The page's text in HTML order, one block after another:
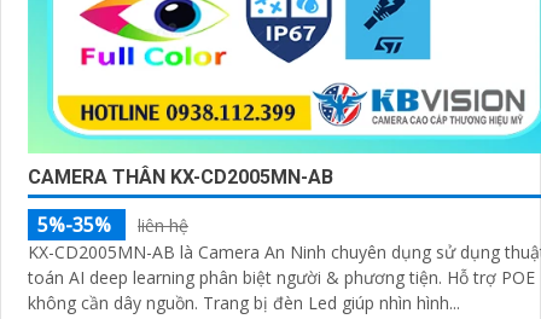
CAMERA THÂN KX-CD2005MN-AB
5%-35%
liên hệ
KX-CD2005MN-AB là Camera An Ninh chuyên dụng sử dụng
toán AI deep learning phân biệt người & phương tiện. Hỗ trợ POE
không cần dây nguồn. Trang bị đèn Led giúp nhìn hình...